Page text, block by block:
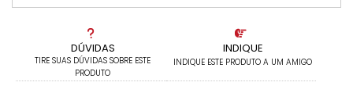
DÚVIDAS
TIRE SUAS DÚVIDAS SOBRE ESTE
PRODUTO
INDIQUE
INDIQUE ESTE PRODUTO A UM AMIGO